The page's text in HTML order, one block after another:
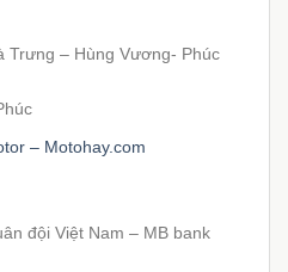
Trưng – Hùng Vương- Phúc
– Motohay.com
đội Việt Nam – MB bank